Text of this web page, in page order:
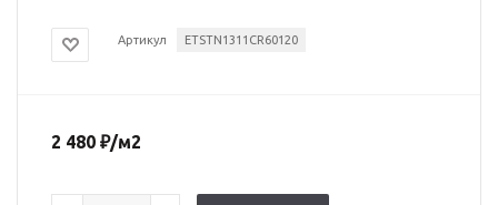
Артикул ETSTN1311CR60120
2 480 ₽/м2